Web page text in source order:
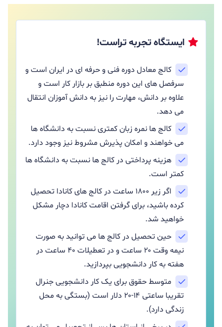
ایستگاه تجربه تراست!
کالج معادل دوره فنی و حرفه ای در ایران است و
سرفصل های این دوره منطبق بر بازار کار است و
علاوه بر دانش، مهارت را نیز به دانش آموزان انتقال
می دهد.
کالج ها نمره زبان کمتری نسبت به دانشگاه ها
می خواهند و امکان پذیرش مشروط نیز وجود دارد.
هزینه پرداختی در کالج ها نسبت به دانشگاه ها
کمتر است.
اگر زیر ۱۸۰۰ ساعت در کالج های کانادا تحصیل
کرده باشید، برای گرفتن اقامت کانادا دچار مشکل
خواهید شد.
حین تحصیل در کالج ها می توانید به صورت
نیمه وقت ۲۰ ساعت و در تعطیلات ۴۰ ساعت در
هفته به کار دانشجویی بپردازید.
متوسط حقوق برای یک کار دانشجویی جنرال
تقریبا ساعتی ۱۴-۲۰ دلار است (بستگی به محل
زندگی دارد).